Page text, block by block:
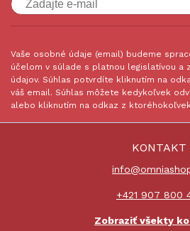
Vaše osobné údaje (email) budeme
účelom v súlade s platnou legislatívou a
údajov. Súhlas potvrdíte kliknutím na
váš email. Súhlas môžete kedykoľvek
alebo kliknutím na odkaz z
KONTAKT
+421 907 800
Zobraziť všekty